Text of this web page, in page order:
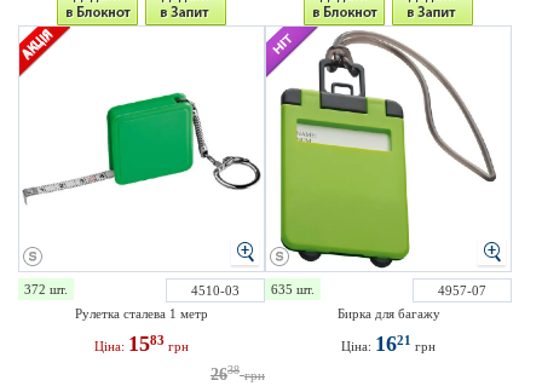
372 шт.
4510-03
Рулетка сталева 1 метр
Ціна: 1583 грн
2638 грн
635 шт.
4957-07
Бирка для багажу
Ціна: 1621 грн